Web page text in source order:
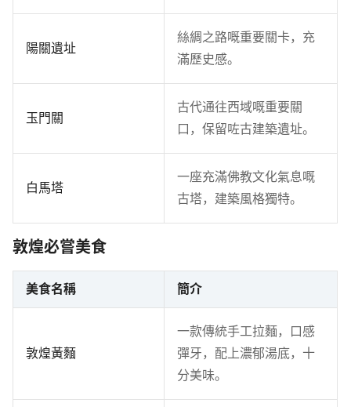
陽關遺址
絲綢之路嘅重要關卡，充
滿歷史感。
玉門關
古代通往西域嘅重要關
口，保留咗古建築遺址。
白馬塔
一座充滿佛教文化氣息嘅
古塔，建築風格獨特。
敦煌必嘗美食
美食名稱 簡介
敦煌黃麵
一款傳統手工拉麵，口感
彈牙，配上濃郁湯底，十
分美味。